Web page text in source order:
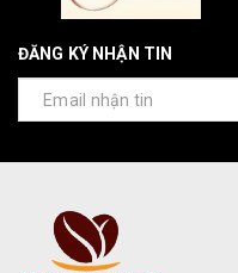
ĐĂNG KÝ NHẬN TIN